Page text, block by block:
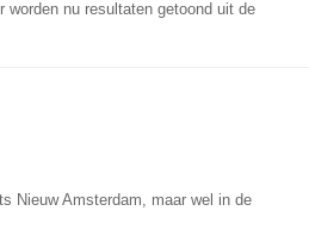
worden nu resultaten getoond uit de
Nieuw Amsterdam, maar wel in de